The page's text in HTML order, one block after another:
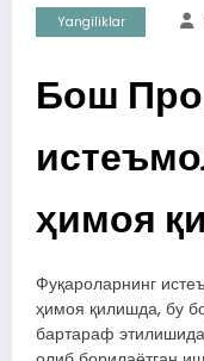
Yangiliklar
Бош
ҳимоя
Фуқароларнинг
ҳимоя қилишда, бу
бартараф